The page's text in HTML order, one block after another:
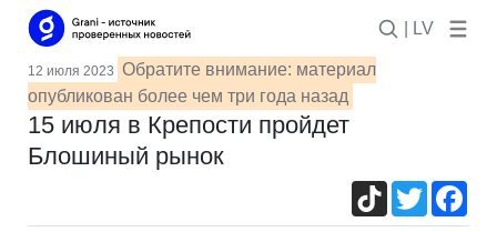
| LV
12 июля 2023 Обратите внимание: материал
опубликован более чем три года назад
15 июля в Крепости пройдет
Блошиный рынок
TikTokTwitter